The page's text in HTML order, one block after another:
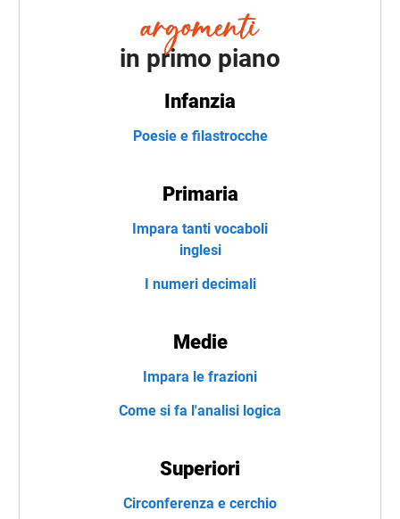
in primo piano
Infanzia
Poesie e filastrocche
Primaria
Impara tanti vocaboli
inglesi
I numeri decimali
Medie
Impara le frazioni
Come si fa l'analisi logica
Superiori
Circonferenza e cerchio